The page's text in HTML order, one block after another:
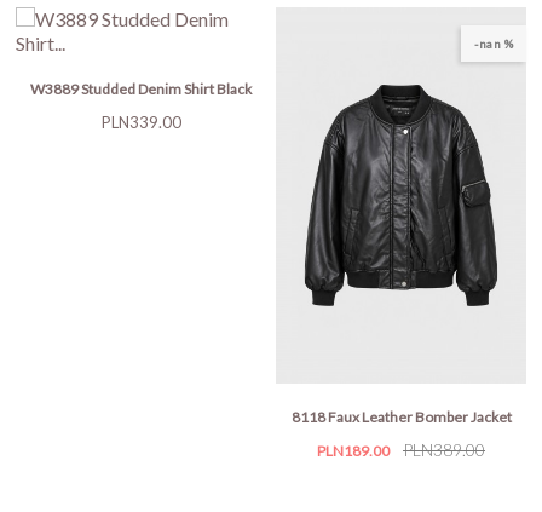
W3889 Studded Denim Shirt Black
Price
PLN339.00
-nan %
8118 Faux Leather Bomber Jacket
Price
PLN189.00
Regular
PLN389.00